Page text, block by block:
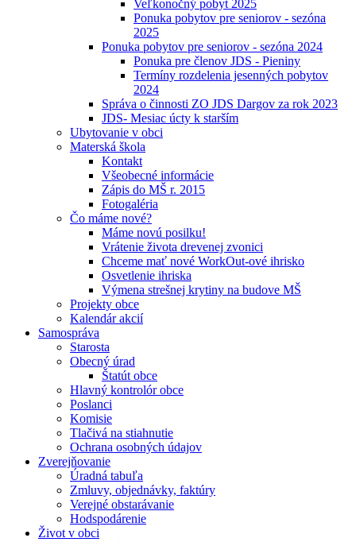
Veľkonočný pobyt 2025
Ponuka pobytov pre seniorov - sezóna
2025
Ponuka pobytov pre seniorov - sezóna 2024
Ponuka pre členov JDS - Pieniny
Termíny rozdelenia jesenných pobytov
2024
Správa o činnosti ZO JDS Dargov za rok 2023
JDS- Mesiac úcty k starším
Ubytovanie v obci
Materská škola
Kontakt
Všeobecné informácie
Zápis do MŠ r. 2015
Fotogaléria
Čo máme nové?
Máme novú posilku!
Vrátenie života drevenej zvonici
Chceme mať nové WorkOut-ové ihrisko
Osvetlenie ihriska
Výmena strešnej krytiny na budove MŠ
Projekty obce
Kalendár akcií
Samospráva
Starosta
Obecný úrad
Štatút obce
Hlavný kontrolór obce
Poslanci
Komisie
Tlačivá na stiahnutie
Ochrana osobných údajov
Zverejňovanie
Úradná tabuľa
Zmluvy, objednávky, faktúry
Verejné obstarávanie
Hodspodárenie
Život v obci